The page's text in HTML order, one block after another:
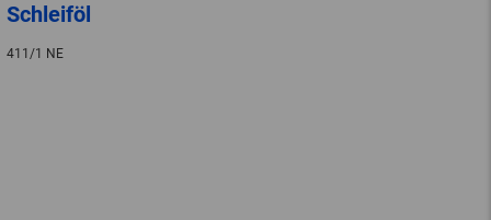
Schleiföl
411/1 NE